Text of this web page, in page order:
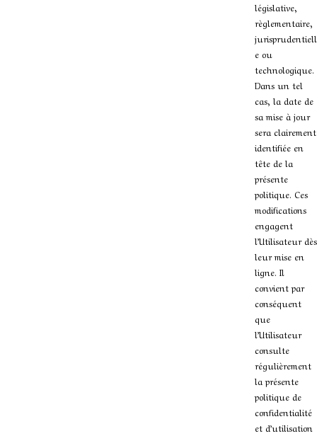
législative,
règlementaire,
jurisprudentiell
e ou
technologique.
Dans un tel
cas, la date de
sa mise à jour
sera clairement
identifiée en
tête de la
présente
politique. Ces
modifications
engagent
l’Utilisateur dès
leur mise en
ligne. Il
convient par
conséquent
que
l’Utilisateur
consulte
régulièrement
la présente
politique de
confidentialité
et d’utilisation